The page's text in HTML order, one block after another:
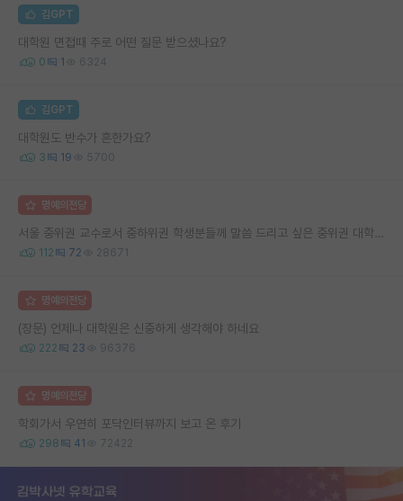
김GPT
대학원 면접때 주로 어떤 질문 받으셨나요?
0 1 6324
김GPT
대학원도 반수가 흔한가요?
3 19 5700
명예의전당
서울 중위권 교수로서 중하위권 학생분들께 말씀 드리고 싶은 중위권 대학 연구실의 강점
112 72 28671
명예의전당
(장문) 언제나 대학원은 신중하게 생각해야 하네요
222 23 96376
명예의전당
학회가서 우연히 포닥인터뷰까지 보고 온 후기
298 41 72422